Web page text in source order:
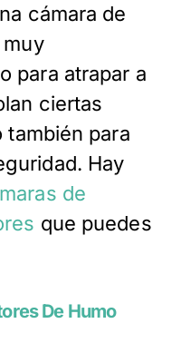
cámara de
para atrapar a
ciertas
también para
Hay
de
que puedes
De Humo